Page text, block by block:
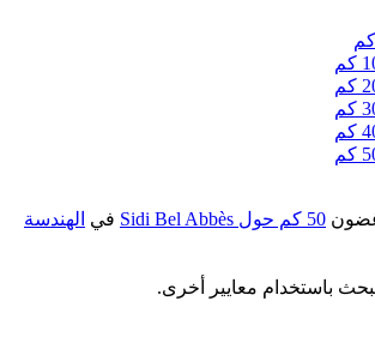
50 كم حول Sidi Bel Abbès في الهندسة
باستخدام معايير أخرى.